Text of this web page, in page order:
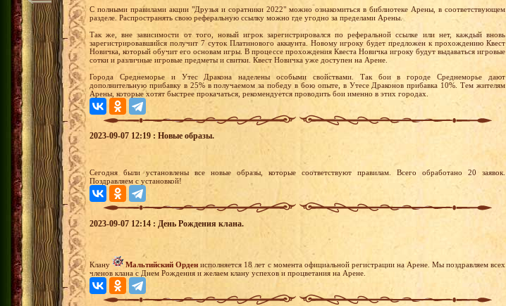
С полными правилами акции "Друзья и соратники 2022" можно ознакомиться в библиотеке Арены, в соответствующем
разделе. Распространять свою реферальную ссылку можно где угодно за пределами Арены.
Так же, вне зависимости от того, новый игрок зарегистрировался по реферальной ссылке или нет, каждый вновь
зарегистрировавшийся получит 7 суток Платинового аккаунта. Новому игроку будет предложен к прохождению Квест
Новичка, который обучит его основам игры. В процессе прохождения Квеста Новичка игроку будут выдаваться игровые
сотки и различные игровые предметы и свитки. Квест Новичка уже доступен на Арене.
Города Среднеморье и Утес Дракона наделены особыми свойствами. Так бои в городе Среднеморье дают
дополнительную прибавку в 25% в получаемом за победу в бою опыте, в Утесе Драконов прибавка 10%. Тем жителям
Арены, которые хотят быстрее прокачаться, рекомендуется проводить бои именно в этих городах.
2023-09-07 12:19 : Новые образы.
Сегодня были установлены все новые образы, которые соответствуют правилам. Всего обработано 20 заявок.
Поздравляем с установкой!
2023-09-07 12:14 : День Рождения клана.
Клану Мальтийский Орден исполняется 18 лет с момента официальной регистрации на Арене. Мы поздравляем всех
членов клана с Днем Рождения и желаем клану успехов и процветания на Арене.